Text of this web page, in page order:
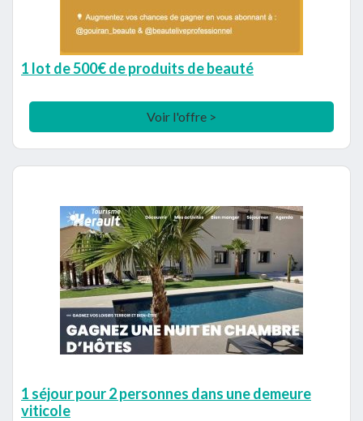
1 lot de 500€ de produits de beauté
Voir l'offre >
1 séjour pour 2 personnes dans une demeure
viticole